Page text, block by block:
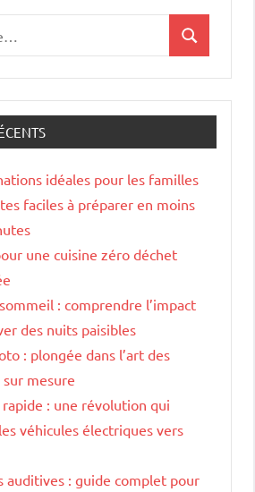
Recherche
idéales pour les familles
faciles à préparer en moins
une cuisine zéro déchet
: comprendre l’impact
des nuits paisibles
: plongée dans l’art des
mesure
rapide : une révolution qui
véhicules électriques vers
auditives : guide complet pour